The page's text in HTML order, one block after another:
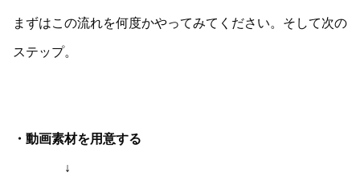
まずはこの流れを何度かやってみてください。そして次の
ステップ。
・動画素材を用意する
↓